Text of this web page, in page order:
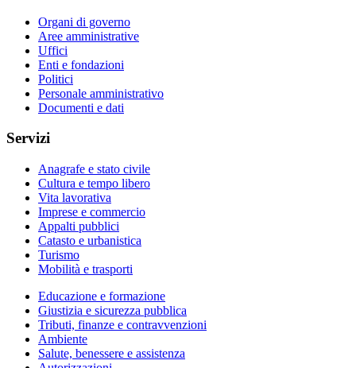
Organi di governo
Aree amministrative
Uffici
Enti e fondazioni
Politici
Personale amministrativo
Documenti e dati
Servizi
Anagrafe e stato civile
Cultura e tempo libero
Vita lavorativa
Imprese e commercio
Appalti pubblici
Catasto e urbanistica
Turismo
Mobilità e trasporti
Educazione e formazione
Giustizia e sicurezza pubblica
Tributi, finanze e contravvenzioni
Ambiente
Salute, benessere e assistenza